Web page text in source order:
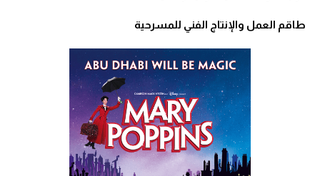
طاقم العمل والإنتاج الفني للمسرحية